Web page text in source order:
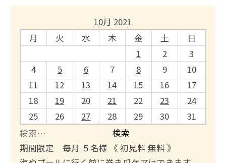
10月 2021
月
火 水 木 金 土
日
1
2
3
4
5 6 7 8 9
10
11
12 13 14 15 16
17
18
19 20 21 22 23
24
25
26 27 28 29 30
31
検
索
期間限定 毎月 ５名様 《 初見料 無料 》